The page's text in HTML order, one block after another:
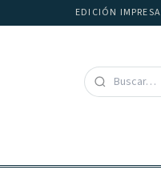
EDICIÓN IMPRESA